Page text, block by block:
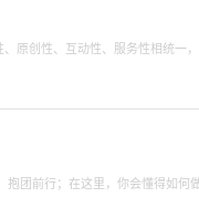
原创性、互动性、服务性相统一
抱团前行；在这里，你会懂得如何